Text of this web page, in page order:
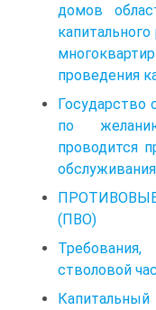
домов
проведения
Государство
по
проводится
(ПВО)
стволовой